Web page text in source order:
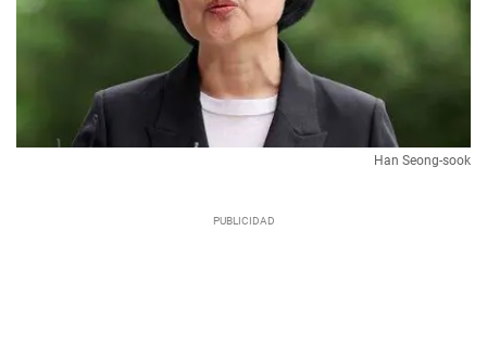
Han Seong-sook